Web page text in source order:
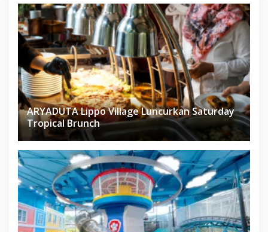
ARYADUTA Lippo Village Luncurkan Saturday
Tropical Brunch